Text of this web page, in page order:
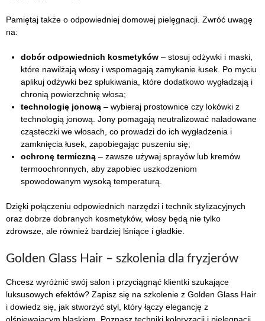
Pamiętaj także o odpowiedniej domowej pielęgnacji. Zwróć uwagę
na:
dobór odpowiednich kosmetyków – stosuj odżywki i maski,
które nawilżają włosy i wspomagają zamykanie łusek. Po myciu
aplikuj odżywki bez spłukiwania, które dodatkowo wygładzają i
chronią powierzchnię włosa;
technologię jonową – wybieraj prostownice czy lokówki z
technologią jonową. Jony pomagają neutralizować naładowane
cząsteczki we włosach, co prowadzi do ich wygładzenia i
zamknięcia łusek, zapobiegając puszeniu się;
ochronę termiczną – zawsze używaj sprayów lub kremów
termoochronnych, aby zapobiec uszkodzeniom
spowodowanym wysoką temperaturą.
Dzięki połączeniu odpowiednich narzędzi i technik stylizacyjnych
oraz dobrze dobranych kosmetyków, włosy będą nie tylko
zdrowsze, ale również bardziej lśniące i gładkie.
Golden Glass Hair – szkolenia dla fryzjerów
Chcesz wyróżnić swój salon i przyciągnąć klientki szukające
luksusowych efektów? Zapisz się na szkolenie z Golden Glass Hair
i dowiedz się, jak stworzyć styl, który łączy elegancję z